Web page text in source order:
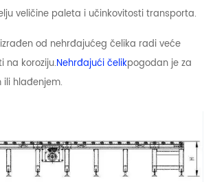
veličine paleta i učinkovitosti transporta.
od nehrđajućeg čelika radi veće
na koroziju.Nehrđajući čelikpogodan je za
ili hlađenjem.